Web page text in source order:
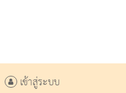
เข้าสู่ระบบ